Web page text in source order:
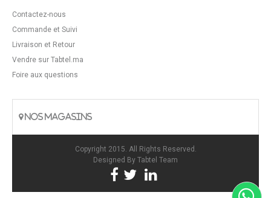
Contactez-nous
Commande et Suivi
Livraison et Retour
Vendre sur Tabtel.ma
Foire aux questions
NOS MAGASINS
Copyright 2015. All Rights Reserved.
Designed By Tabtel Team